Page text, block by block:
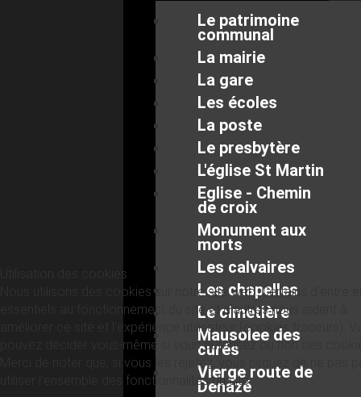
Le patrimoine
communal
La mairie
La gare
Les écoles
La poste
Le presbytère
L'église St Martin
Eglise - Chemin
de croix
Monument aux
morts
Les calvaires
Les chapelles
Le cimetière
Mausolee des
curés
Vierge route de
Denazé
Utilisation des cookies
Nous utilisons des cookies sur notre site web. Certains d’entre
essentiels au fonctionnement du site et d’autres nous aident à
améliorer ce site et l’expérience utilisateur (cookies traceurs).
pouvez décider vous-même si vous autorisez ou non ces
Merci de noter que, si vous les rejetez, vous risquez de ne pas
utiliser l’ensemble des fonctionnalités du site.